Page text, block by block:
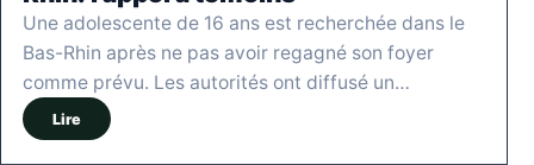
Une adolescente de 16 ans est recherchée dans le
Bas-Rhin après ne pas avoir regagné son foyer
comme prévu. Les autorités ont diffusé un…
Lire